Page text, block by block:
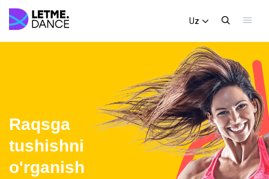
Uz
Raqsga
tushishni
o'rganish